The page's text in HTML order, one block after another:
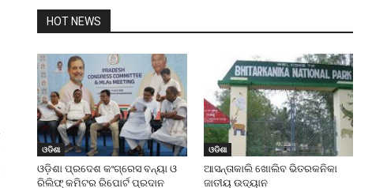
HOT NEWS
ଓଡିଶା
ଓଡ଼ିଶା ପ୍ରଦେଶ କଂଗ୍ରେସ ବନ୍ୟା ଓ
ରିଲିଫ୍ କମିଟର ରିପୋର୍ଟ ପ୍ରଦାନ
ଓଡିଶା
ଆସନ୍ତାକାଲି ଖୋଲିବ ଭିତରକନିକା
ଜାତୀୟ ଉଦ୍ୟାନ